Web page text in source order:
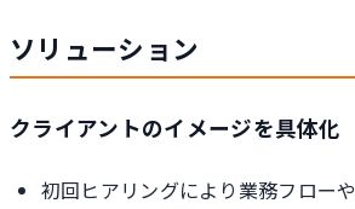
ソリューション
クライアントのイメージを具体化
初回ヒアリングにより業務フロー